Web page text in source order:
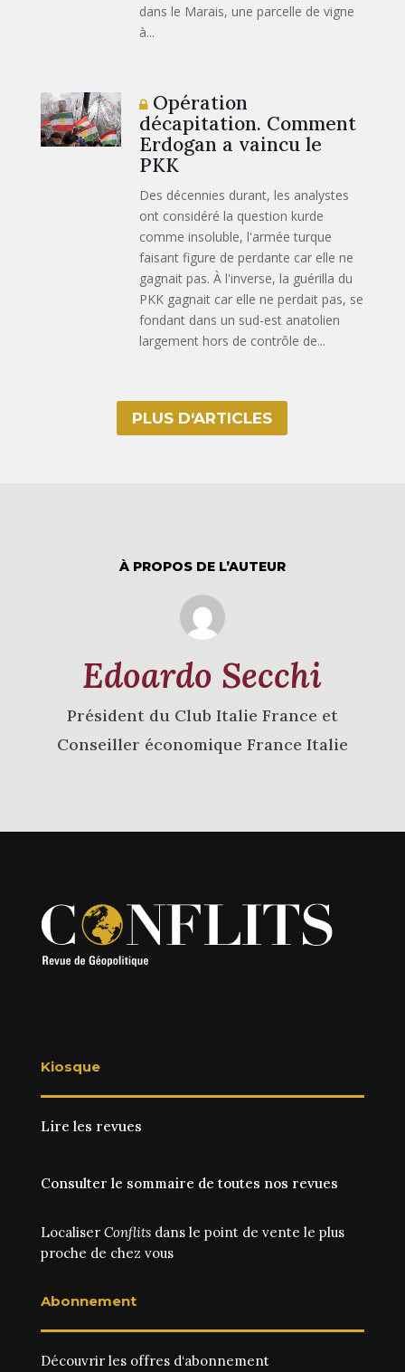
dans le Marais, une parcelle de vigne
à...
Opération
décapitation. Comment
Erdogan a vaincu le
PKK
Des décennies durant, les analystes
ont considéré la question kurde
comme insoluble, l'armée turque
faisant figure de perdante car elle ne
gagnait pas. À l'inverse, la guérilla du
PKK gagnait car elle ne perdait pas, se
fondant dans un sud-est anatolien
largement hors de contrôle de...
PLUS D‘ARTICLES
À PROPOS DE L’AUTEUR
Edoardo Secchi
Président du Club Italie France et
Conseiller économique France Italie
Kiosque
Lire les revues
Consulter le sommaire de toutes nos revues
Localiser Conflitsdans le point de vente le plus
proche de chez vous
Abonnement
Découvrir les offres d‘abonnement